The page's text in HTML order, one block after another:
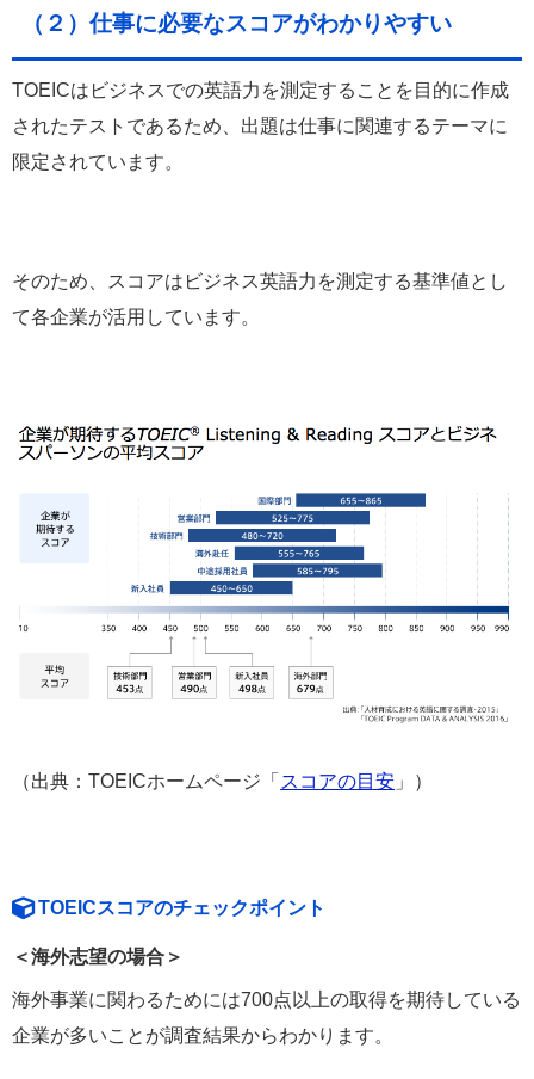
（２）仕事に必要なスコアがわかりやすい
TOEICはビジネスでの英語力を測定することを目的に作成
されたテストであるため、出題は仕事に関連するテーマに
限定されています。
そのため、 スコアはビジネス英語力を測定する基準値とし
て各企業が活用 しています。
（出典：TOEICホームページ「 スコアの目安 」）
TOEICスコアのチェックポイント
＜海外志望の場合＞
海外事業に関わるためには700点以上の取得を期待している
企業が多いことが調査結果からわかります。